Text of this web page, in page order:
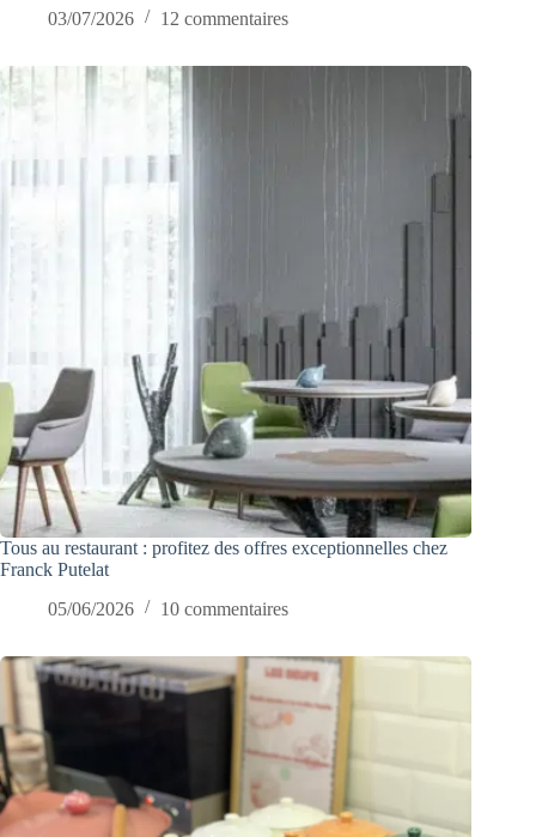
03/07/2026 12 commentaires
Tous au restaurant : profitez des offres exceptionnelles chez
Franck Putelat
05/06/2026
10 commentaires